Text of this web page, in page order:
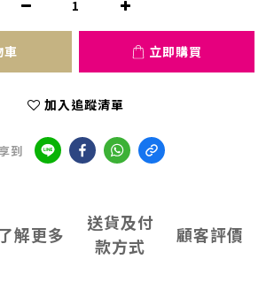
車 立即購買
加入追蹤清單
到
解更多
送貨及付
款方式
顧客評價